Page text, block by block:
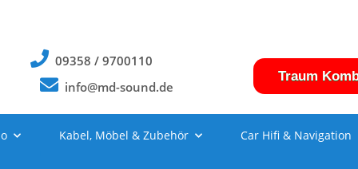
09358 / 9700110
info@md-sound.de
Traum
Kabel, Möbel & Zubehör Car Hifi & Navigation